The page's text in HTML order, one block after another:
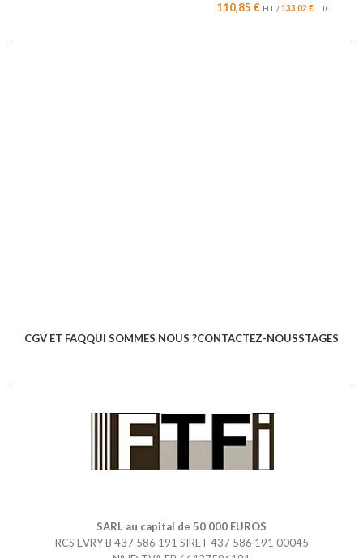
110,85 € HT /133,02 €TTC
CGV ET FAQQUI SOMMES NOUS ?CONTACTEZ-NOUSSTAGES
SARL au capital de 50 000 EUROS
RCS EVRY B 437 586 191 SIRET 437 586 191 00045